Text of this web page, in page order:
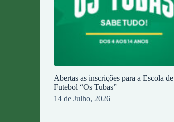
Abertas as inscrições para a Escola de
Futebol “Os Tubas”
14 de Julho, 2026